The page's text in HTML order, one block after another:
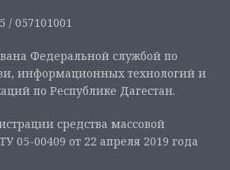
057101001
Федеральной службой по
информационных технологий и
по Республике Дагестан.
средства массовой
00409 от 22 апреля 2019 года